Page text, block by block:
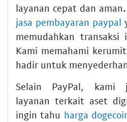
layanan cepat dan
jasa pembayaran paypal
memudahkan transaksi
Kami memahami
hadir untuk
Selain PayPal, kami
layanan terkait aset
ingin tahu harga